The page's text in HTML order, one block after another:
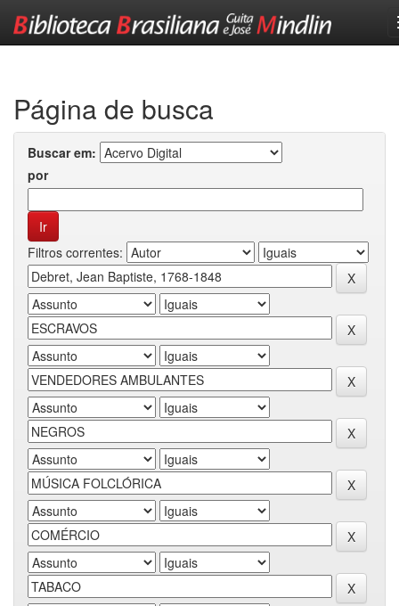
Página de busca
Buscar em:
por
Filtros correntes: